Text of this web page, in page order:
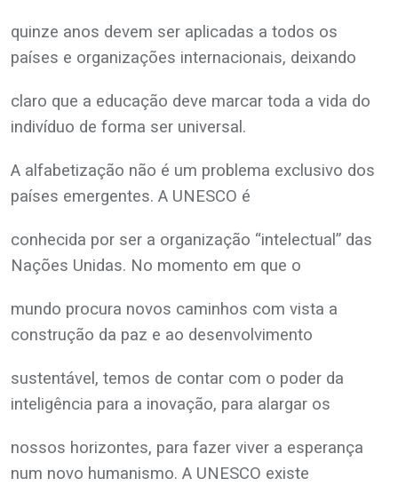
quinze anos devem ser aplicadas a todos os
países e organizações internacionais, deixando
claro que a educação deve marcar toda a vida do
indivíduo de forma ser universal.
A alfabetização não é um problema exclusivo dos
países emergentes. A UNESCO é
conhecida por ser a organização “intelectual” das
Nações Unidas. No momento em que o
mundo procura novos caminhos com vista a
construção da paz e ao desenvolvimento
sustentável, temos de contar com o poder da
inteligência para a inovação, para alargar os
nossos horizontes, para fazer viver a esperança
num novo humanismo. A UNESCO existe